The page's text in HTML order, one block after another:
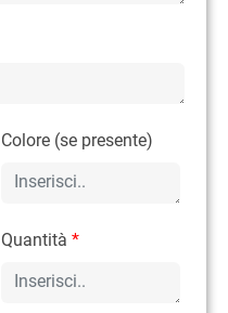
Colore (se presente)
Quantità*